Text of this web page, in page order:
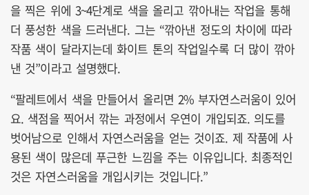
을 찍은 위에 3~4단계로 색을 올리고 깎아내는 작업을 통해
더 풍성한 색을 드러낸다. 그는 “깎아낸 정도의 차이에 따라
작품 색이 달라지는데 화이트 톤의 작업일수록 더 많이 깎아
낸 것”이라고 설명했다.
“팔레트에서 색을 만들어서 올리면 2% 부자연스러움이 있어
요. 색점을 찍어서 깎는 과정에서 우연이 개입되죠. 의도를
벗어남으로 인해서 자연스러움을 얻는 것이죠. 제 작품에 사
용된 색이 많은데 푸근한 느낌을 주는 이유입니다. 최종적인
것은 자연스러움을 개입시키는 것입니다.”